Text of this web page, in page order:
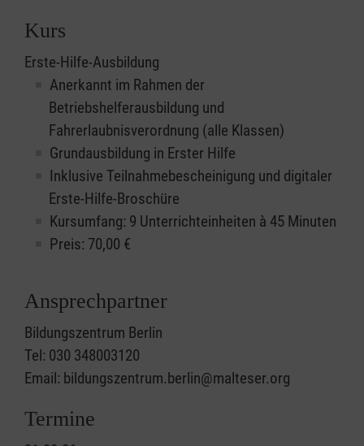
Kurs
Erste-Hilfe-Ausbildung
Anerkannt im Rahmen der
Betriebshelferausbildung und
Fahrerlaubnisverordnung (alle Klassen)
Grundausbildung in Erster Hilfe
Inklusive Teilnahmebescheinigung und digitaler
Erste-Hilfe-Broschüre
Kursumfang: 9 Unterrichteinheiten à 45 Minuten
Preis: 70,00 €
Ansprechpartner
Bildungszentrum Berlin
Tel: 030 348003120
Email: bildungszentrum.berlin@malteser.org
Termine